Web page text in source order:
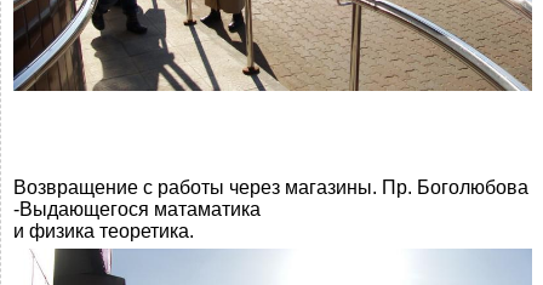
Возвращение с работы через магазины. Пр. Боголюбова
-Выдающегося матаматика
и физика теоретика.